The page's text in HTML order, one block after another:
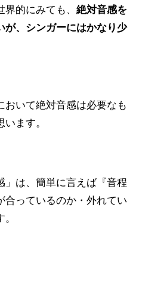
的にみても、 絶対音感を
が、シンガーにはかなり少
おいて絶対音感は必要なも
ます。
」は、簡単に言えば『音程
合っているのか・外れてい